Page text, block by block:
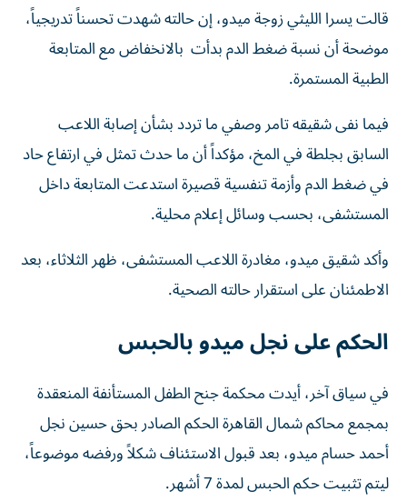
قالت يسرا الليثي زوجة ميدو، إن حالته شهدت تحسناً تدريجياً،
موضحة أن نسبة ضغط الدم بدأت بالانخفاض مع المتابعة
الطبية المستمرة.
فيما نفى شقيقه تامر وصفي ما تردد بشأن إصابة اللاعب
السابق بجلطة في المخ، مؤكداً أن ما حدث تمثل في ارتفاع حاد
في ضغط الدم وأزمة تنفسية قصيرة استدعت المتابعة داخل
المستشفى، بحسب وسائل إعلام محلية.
وأكد شقيق ميدو، مغادرة اللاعب المستشفى، ظهر الثلاثاء، بعد
الاطمئنان على استقرار حالته الصحية.
الحكم على نجل ميدو بالحبس
في سياق آخر، أيدت محكمة جنح الطفل المستأنفة المنعقدة
بمجمع محاكم شمال القاهرة الحكم الصادر بحق حسين نجل
أحمد حسام ميدو، بعد قبول الاستئناف شكلاً ورفضه موضوعاً،
ليتم تثبيت حكم الحبس لمدة 7 أشهر.